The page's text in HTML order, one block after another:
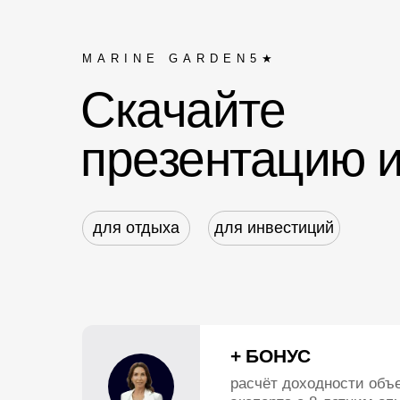
для инвестиций
для отдыха
MARINE GARDEN5★
расчёт доходности
+ БОНУС
Скачайте
презентацию